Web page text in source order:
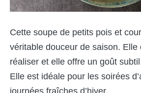
Cette soupe de petits pois et
véritable douceur de saison. Elle
réaliser et elle offre un goût
Elle est idéale pour les soirées
journées fraîches d’hiver.